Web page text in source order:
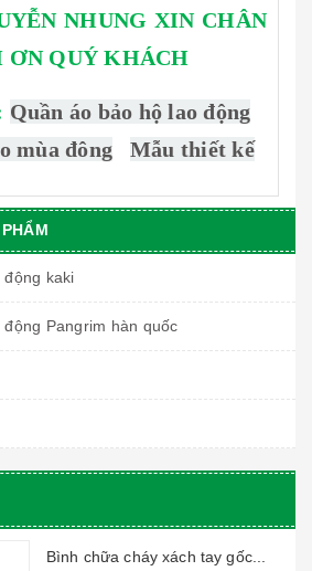
NHUNG XIN CHÂN
ƠN QUÝ KHÁCH
Quần áo bảo hộ lao động
mùa đông Mẫu thiết kế
động kaki
Pangrim hàn quốc
Bình chữa cháy xách tay gốc...